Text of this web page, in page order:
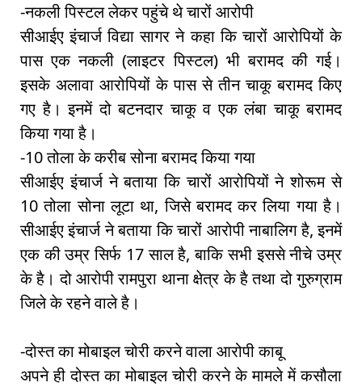
-नकली पिस्टल लेकर पहुंचे थे चारों आरोपी
सीआईए इंचार्ज विद्या सागर ने कहा कि चारों आरोपियों के
पास एक नकली (लाइटर पिस्टल) भी बरामद की गई।
इसके अलावा आरोपियों के पास से तीन चाकू बरामद किए
गए है। इनमें दो बटनदार चाकू व एक लंबा चाकू बरामद
किया गया है।
-10 तोला के करीब सोना बरामद किया गया
सीआईए इंचार्ज ने बताया कि चारों आरोपियों ने शोरूम से
10 तोला सोना लूटा था, जिसे बरामद कर लिया गया है।
सीआईए इंचार्ज ने बताया कि चारों आरोपी नाबालिग है, इनमें
एक की उम्र सिर्फ 17 साल है, बाकि सभी इससे नीचे उम्र
के है। दो आरोपी रामपुरा थाना क्षेत्र के है तथा दो गुरुग्राम
जिले के रहने वाले है।
-दोस्त का मोबाइल चोरी करने वाला आरोपी काबू
अपने ही दोस्त का मोबाइल चोरी करने के मामले में कसौला